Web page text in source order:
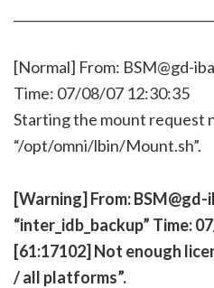
[Normal] From: BSM@gd-
Time: 07/08/07 12:30:35
Starting the mount request
“/opt/omni/lbin/Mount.sh”.
[Warning] From: BSM@gd-
“inter_idb_backup” Time:
[61:17102] Not enough
/ all platforms”.